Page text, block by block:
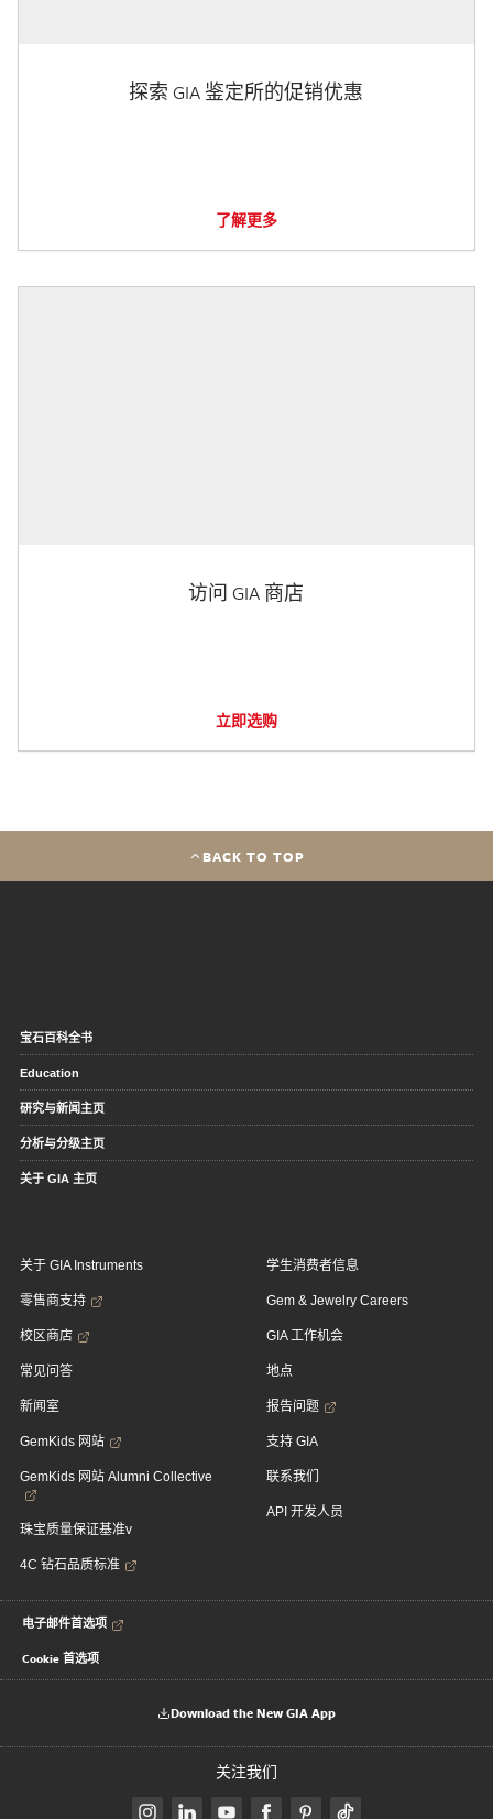
探索 GIA 鉴定所的促销优惠
了解更多
访问 GIA 商店
立即选购
BACK TO TOP
宝石百科全书
Education
研究与新闻主页
分析与分级主页
关于 GIA 主页
关于 GIA Instruments
零售商支持
校区商店
常见问答
新闻室
GemKids 网站
GemKids 网站 Alumni Collective
珠宝质量保证基准v
4C 钻石品质标准
学生消费者信息
Gem & Jewelry Careers
GIA 工作机会
地点
报告问题
支持 GIA
联系我们
API 开发人员
电子邮件首选项
Cookie 首选项
Download the New GIA App
关注我们